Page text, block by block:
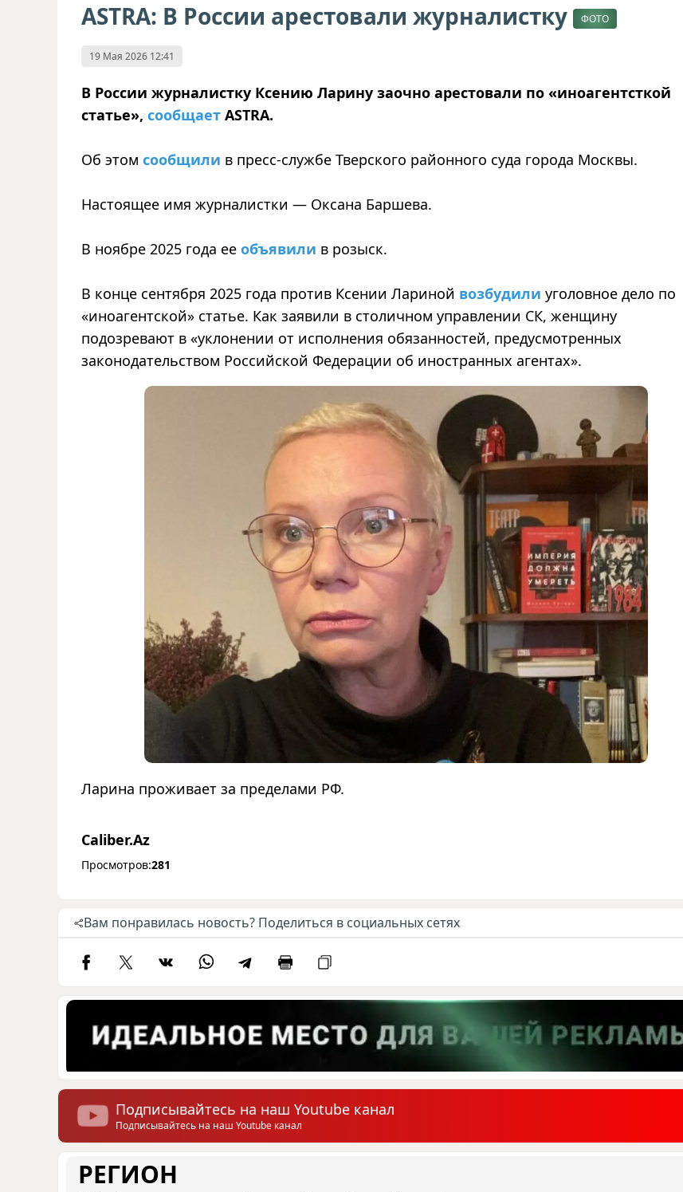
ASTRA: В России арестовали журналистку ФОТО
19 Мая 2026 12:41
В России журналистку Ксению Ларину заочно арестовали по «иноагентсткой
статье», сообщает ASTRA.
Об этом сообщили в пресс-службе Тверского районного суда города Москвы.
Настоящее имя журналистки — Оксана Баршева.
В ноябре 2025 года ее объявили в розыск.
В конце сентября 2025 года против Ксении Лариной возбудили уголовное дело по
«иноагентской» статье. Как заявили в столичном управлении СК, женщину
подозревают в «уклонении от исполнения обязанностей, предусмотренных
законодательством Российской Федерации об иностранных агентах».
Ларина проживает за пределами РФ.
Caliber.Az
Просмотров:281
Вам понравилась новость? Поделиться в социальных сетях
Подписывайтесь на наш Youtube канал
Подписывайтесь на наш Youtube канал
РЕГИОН